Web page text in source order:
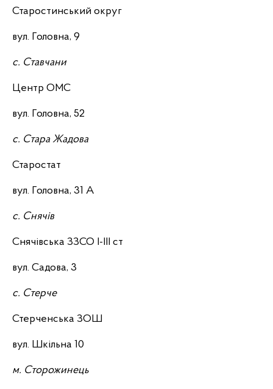
Старостинський округ
вул. Головна, 9
с. Ставчани
Центр ОМС
вул. Головна, 52
с. Стара Жадова
Старостат
вул. Головна, 31 А
с. Снячів
Снячівська ЗЗСО І-ІІІ ст
вул. Садова, 3
с. Стерче
Стерченська ЗОШ
вул. Шкільна 10
м. Сторожинець